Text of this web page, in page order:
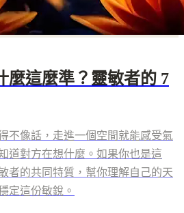
麼這麼準？靈敏者的 7
不像話，走進一個空間就能感受氣
道對方在想什麼。如果你也是這
者的共同特質，幫你理解自己的天
定這份敏銳。